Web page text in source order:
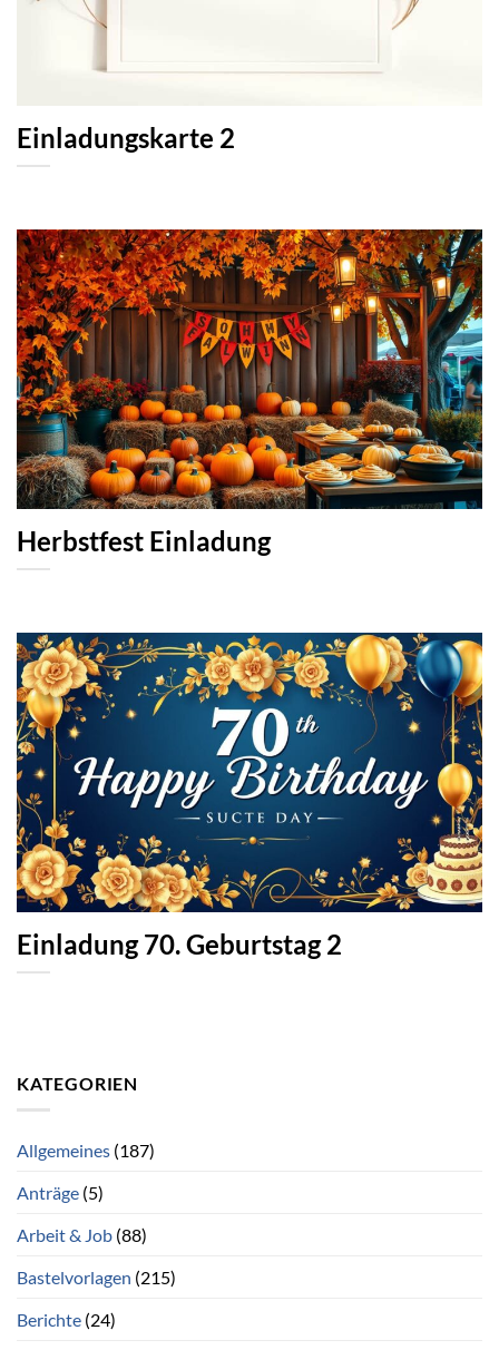
Einladungskarte 2
Herbstfest Einladung
Einladung 70. Geburtstag 2
KATEGORIEN
Allgemeines (187)
Anträge (5)
Arbeit & Job (88)
Bastelvorlagen (215)
Berichte (24)